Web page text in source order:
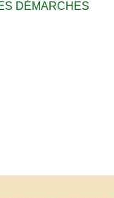
DÉMARCHES